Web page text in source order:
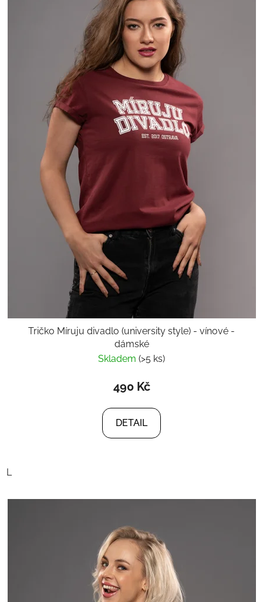
Tričko Míruju divadlo (university style) - vínové -
dámské
Skladem (>5 ks)
490 Kč
DETAIL
L